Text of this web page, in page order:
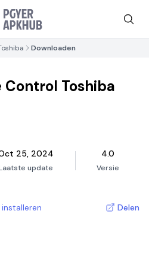
Downloaden
Control Toshiba
25, 2024
update
4.0
Versie
Delen